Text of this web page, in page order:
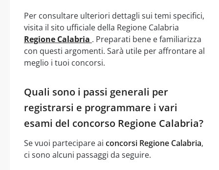
Per consultare ulteriori dettagli sui temi specifici,
visita il sito ufficiale della Regione Calabria
Regione Calabria . Preparati bene e familiarizza
con questi argomenti. Sarà utile per affrontare al
meglio i tuoi concorsi.
Quali sono i passi generali per
registrarsi e programmare i vari
esami del concorso Regione Calabria?
Se vuoi partecipare ai concorsi Regione Calabria,
ci sono alcuni passaggi da seguire.